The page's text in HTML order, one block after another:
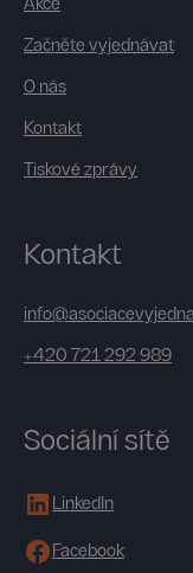
Akce
Začněte vyjednávat
O nás
Kontakt
Tiskové zprávy
Kontakt
+420 721 292 989
Sociální sítě
LinkedIn
Facebook